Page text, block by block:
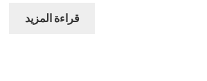
قراءة المزيد